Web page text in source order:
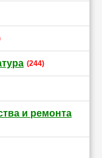
(244)
и ремонта